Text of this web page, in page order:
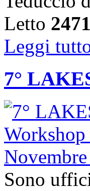
Letto
Leggi
7°
Sono